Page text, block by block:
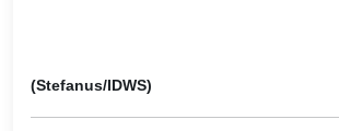
(Stefanus/IDWS)